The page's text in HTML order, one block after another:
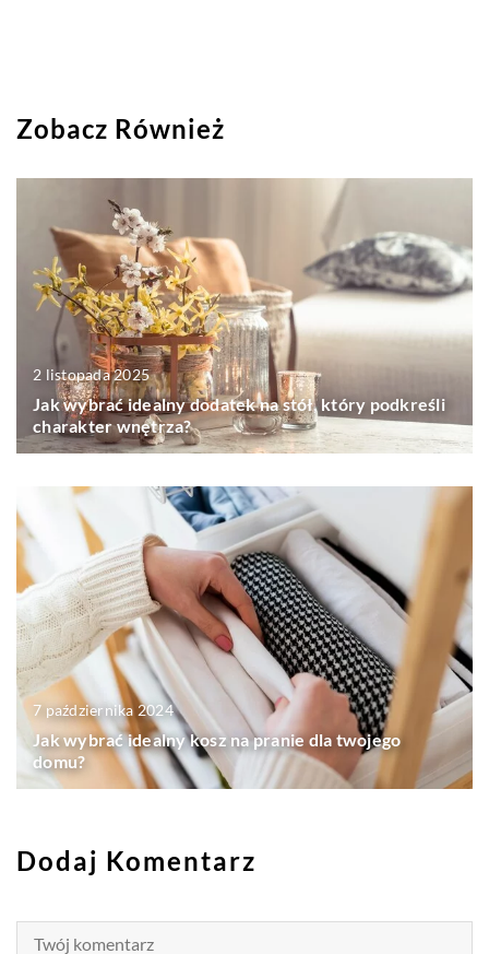
Zobacz Również
2 listopada 2025
Jak wybrać idealny dodatek na stół, który podkreśli
charakter wnętrza?
7 października 2024
Jak wybrać idealny kosz na pranie dla twojego
domu?
Dodaj Komentarz